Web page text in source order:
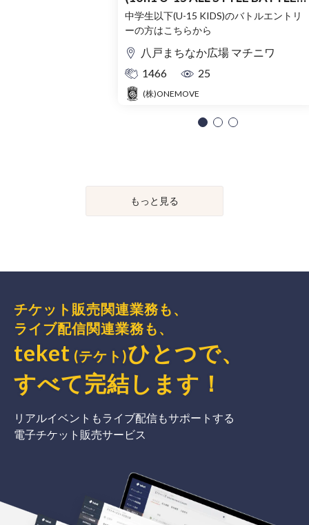
SIDE)
中学生以下(U-15 KIDS)のバトルエントリ
ーの方はこちらから
八戸まちなか広場 マチニワ
1466
25
(株)ONEMOVE
もっと見る
チケット販売関連業務も、
ライブ配信関連業務も、
teket (テケト)ひとつで、
すべて完結 します ！
リアルイベントもライブ配信もサポートする
電子チケット販売サービス